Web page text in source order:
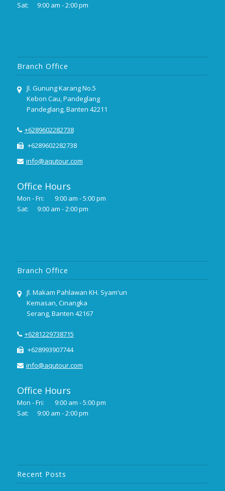
Sat:
9:00 am - 2:00 pm
Branch Office
Jl. Gunung Karang No.5
Kebon Cau, Pandeglang
Pandeglang, Banten 42211
+6289602282738
+6289602282738
info@aqutour.com
Office Hours
Mon - Fri:
9:00 am - 5:00 pm
Sat:
9:00 am - 2:00 pm
Branch Office
Jl. Makam Pahlawan KH. Syam'un
Kemasan, Cinangka
Serang, Banten 42167
+6281229738715
+628993907744
info@aqutour.com
Office Hours
Mon - Fri:
9:00 am - 5:00 pm
Sat:
9:00 am - 2:00 pm
Recent Posts